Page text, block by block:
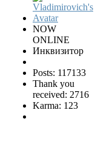
NOW
ONLINE
Инквизитор
Posts: 117133
Thank you
received: 2716
Karma: 123